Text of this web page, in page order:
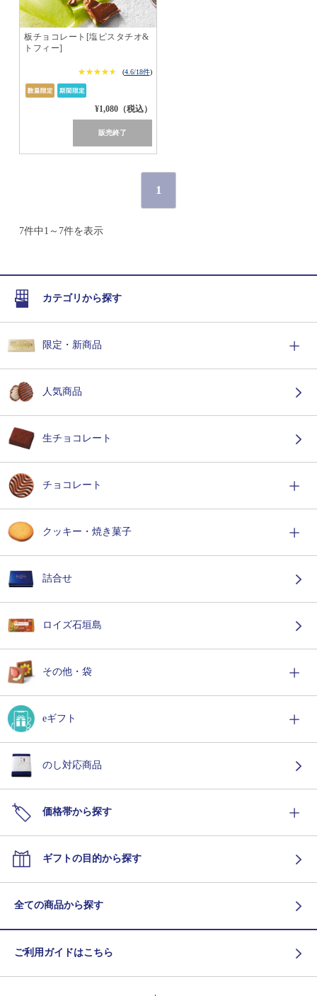
板チョコレート[塩ピスタチオ&
トフィー]
★★★★★
★★★★★ (4.6/18件)
¥1,080（税込）
販売終了
1
7件中1～7件を表示
カテゴリから探す
限定・新商品
人気商品
生チョコレート
チョコレート
クッキー・焼き菓子
詰合せ
ロイズ石垣島
その他・袋
eギフト
のし対応商品
価格帯から探す
ギフトの目的から探す
全ての商品から探す
ご利用ガイドはこちら